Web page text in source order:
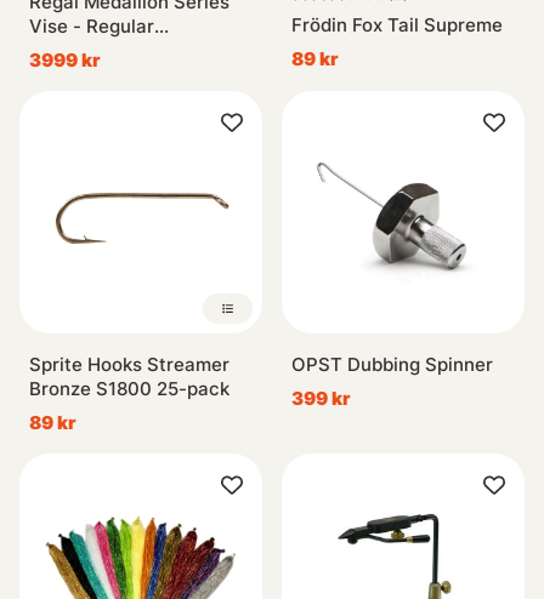
Vise - Regular
Jaws/Aluminum Pocket
Base
3999 kr
Frödin Fox Tail Supreme
89 kr
Sprite Hooks Streamer
Bronze S1800 25-pack
89 kr
OPST Dubbing Spinner
399 kr